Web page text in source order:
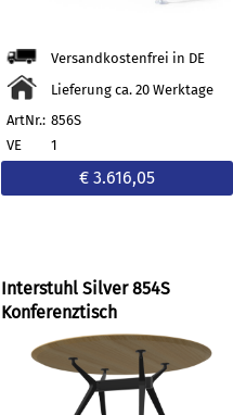
Versandkostenfrei in DE
Lieferung ca. 20 Werktage
ArtNr.: 856S
VE
1
€ 3.616,05
Interstuhl Silver 854S
Konferenztisch